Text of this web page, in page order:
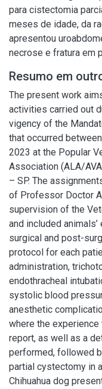
para cistectomia
meses de idade, da
apresentou
necrose e fratura em
Resumo em
The present work
activities carried out
vigency of the
that occurred
2023 at the Popular
Association (ALA/
– SP. The
of Professor Doctor
supervision of the
and included
surgical and post-
protocol for each
administration,
endothracheal
systolic blood
anesthetic
where the
report, as well as a
performed, followed
partial cystectomy in
Chihuahua dog